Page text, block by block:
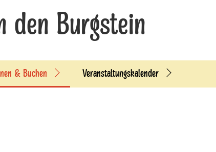
den Burgstein
& Buchen Veranstaltungskalender